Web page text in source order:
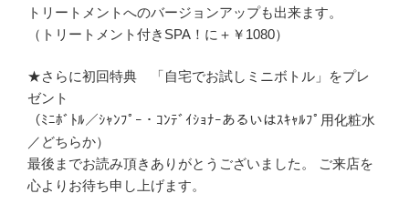
トリートメントへのバージョンアップも出来ます。
（トリートメント付きSPA！に＋￥1080）
★さらに初回特典 「自宅でお試しミニボトル」をプレ
ゼント
（ﾐﾆﾎﾞﾄﾙ／ｼｬﾝﾌﾟｰ・ｺﾝﾃﾞｲｼｮﾅｰあるいはｽｷｬﾙﾌﾟ用化粧水
／どちらか）
最後までお読み頂きありがとうございました。 ご来店を
心よりお待ち申し上げます。